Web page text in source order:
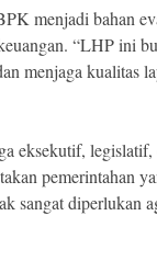
menjadi bahan
“LHP ini
menjaga kualitas
eksekutif,
pemerintahan
sangat diperlukan